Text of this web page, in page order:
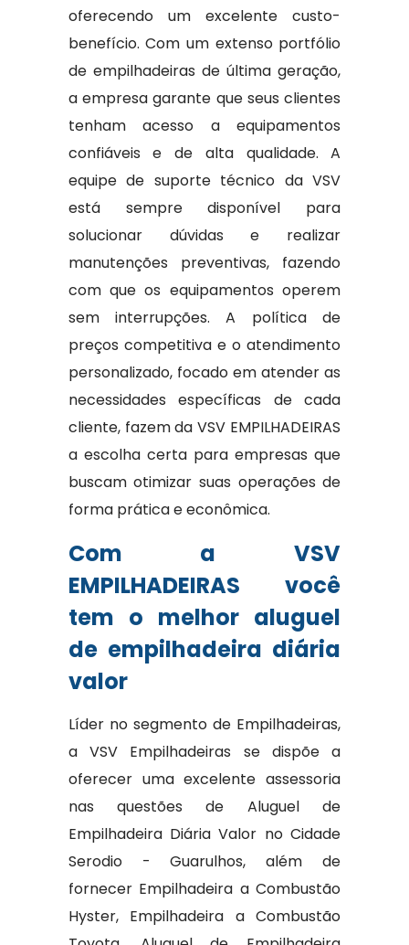
oferecendo um excelente custo-
benefício. Com um extenso portfólio
de empilhadeiras de última geração,
a empresa garante que seus clientes
tenham acesso a equipamentos
confiáveis e de alta qualidade. A
equipe de suporte técnico da VSV
está sempre disponível para
solucionar dúvidas e realizar
manutenções preventivas, fazendo
com que os equipamentos operem
sem interrupções. A política de
preços competitiva e o atendimento
personalizado, focado em atender as
necessidades específicas de cada
cliente, fazem da VSV EMPILHADEIRAS
a escolha certa para empresas que
buscam otimizar suas operações de
forma prática e econômica.
Com a VSV
EMPILHADEIRAS você
tem o melhor aluguel
de empilhadeira diária
valor
Líder no segmento de Empilhadeiras,
a VSV Empilhadeiras se dispõe a
oferecer uma excelente assessoria
nas questões de Aluguel de
Empilhadeira Diária Valor no Cidade
Serodio - Guarulhos, além de
fornecer Empilhadeira a Combustão
Hyster, Empilhadeira a Combustão